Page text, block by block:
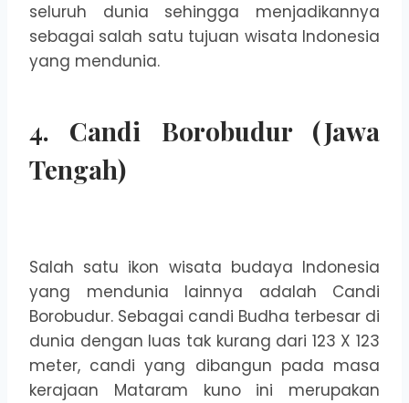
seluruh dunia sehingga menjadikannya
sebagai salah satu tujuan wisata Indonesia
yang mendunia.
4. Candi Borobudur (Jawa
Tengah)
Salah satu ikon wisata budaya Indonesia
yang mendunia lainnya adalah Candi
Borobudur. Sebagai candi Budha terbesar di
dunia dengan luas tak kurang dari 123 X 123
meter, candi yang dibangun pada masa
kerajaan Mataram kuno ini merupakan